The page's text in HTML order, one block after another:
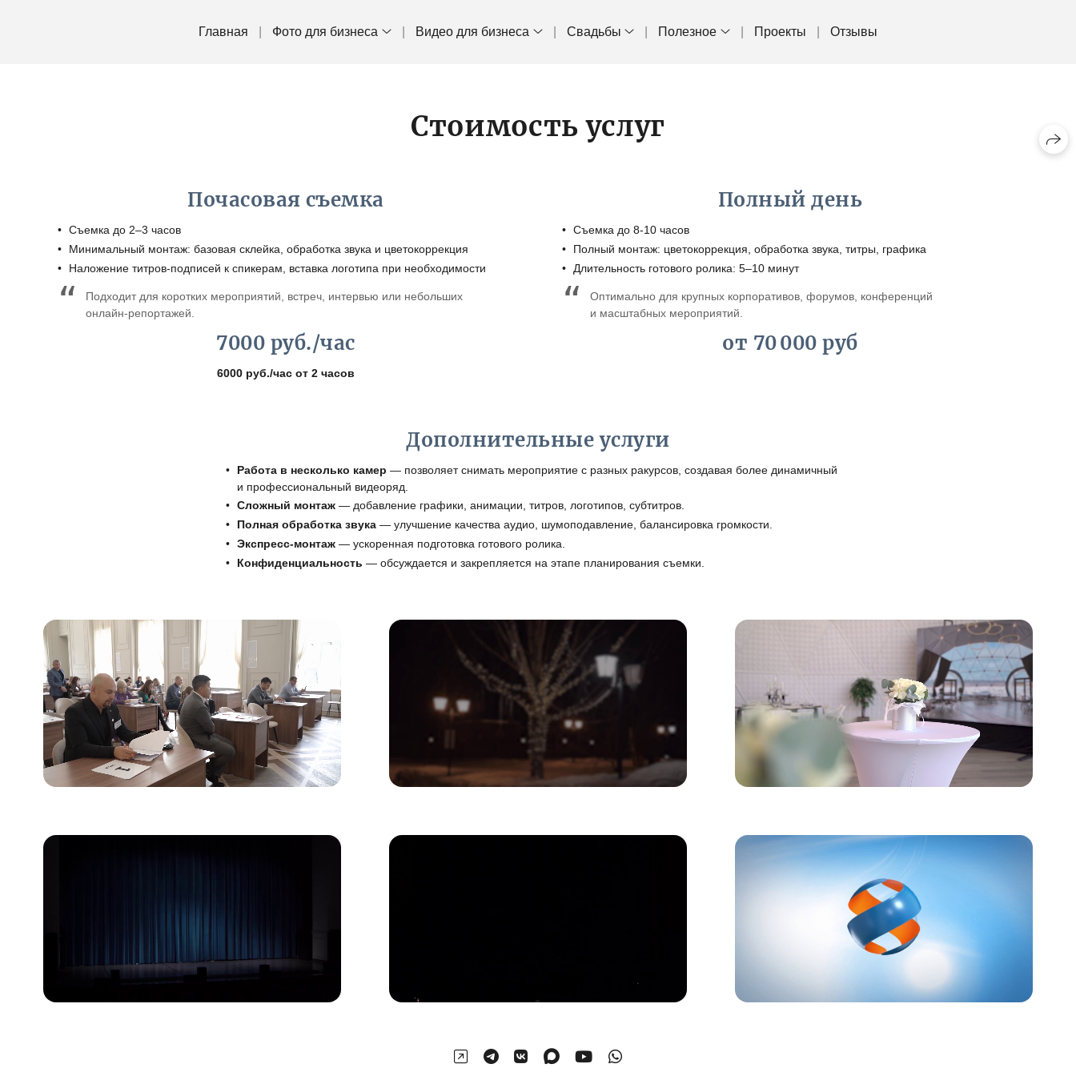
Главная Фото для бизнеса Видео для бизнеса Свадьбы Полезное Проекты Отзывы
Стоимость услуг
Почасовая съемка
Съемка до 2–3 часов
Минимальный монтаж: базовая склейка, обработка звука и цветокоррекция
Наложение титров-подписей к спикерам, вставка логотипа при необходимости
Подходит для коротких мероприятий, встреч, интервью или небольших
онлайн-репортажей.
7000 руб./час
6000 руб./час от 2 часов
Полный день
Съемка до 8-10 часов
Полный монтаж: цветокоррекция, обработка звука, титры, графика
Длительность готового ролика: 5–10 минут
Оптимально для крупных корпоративов, форумов, конференций
и масштабных мероприятий.
от 70 000 руб
Дополнительные услуги
Работа в несколько камер — позволяет снимать мероприятие с разных ракурсов, создавая более динамичный
и профессиональный видеоряд.
Сложный монтаж — добавление графики, анимации, титров, логотипов, субтитров.
Полная обработка звука — улучшение качества аудио, шумоподавление, балансировка громкости.
Экспресс-монтаж — ускоренная подготовка готового ролика.
Конфиденциальность — обсуждается и закрепляется на этапе планирования съемки.